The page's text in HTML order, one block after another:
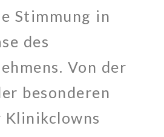
Stimmung in
des
Von der
besonderen